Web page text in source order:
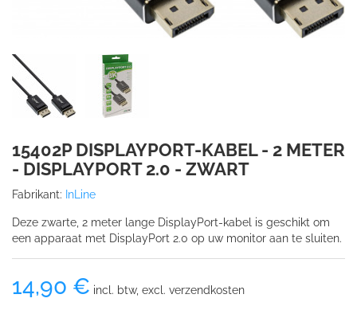
15402P DISPLAYPORT-KABEL - 2 METER
- DISPLAYPORT 2.0 - ZWART
Fabrikant: InLine
Deze zwarte, 2 meter lange DisplayPort-kabel is geschikt om
een apparaat met DisplayPort 2.0 op uw monitor aan te sluiten.
14,90 € incl. btw, excl. verzendkosten